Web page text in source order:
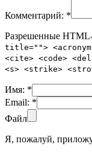
Комментарий: *
Разрешенные
title="">
<cite> <code>
<s> <strike>
Имя: *
Email: *
Файл
Я, пожалуй,